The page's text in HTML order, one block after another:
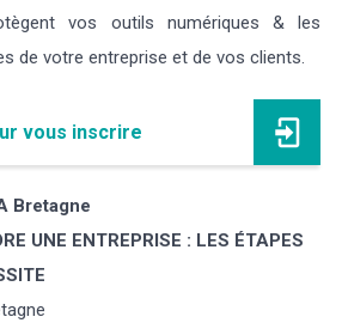
vos outils numériques & les
de votre entreprise et de vos clients.
vous inscrire
Bretagne
UNE ENTREPRISE : LES ÉTAPES